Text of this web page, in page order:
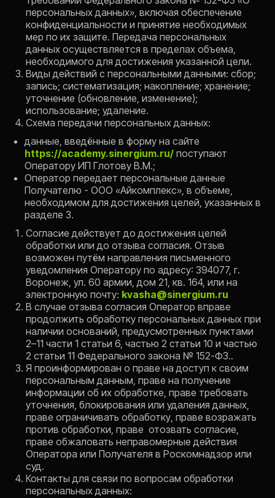
персональных данных», включая обеспечение
конфиденциальности и принятие необходимых
мер по их защите. Передача персональных
данных осуществляется в пределах объема,
необходимого для достижения указанной цели.
Виды действий с персональными данными: сбор;
запись; систематизация; накопление; хранение;
уточнение (обновление, изменение);
использование; удаление.
Схема передачи персональных данных:
данные, введённые в форму на сайте
https://academy.sinergium.ru/ поступают
Оператору ИП Глотову В.М.;
Оператор передает персональные данные
Получателю - ООО «Айкомплекс», в объеме,
необходимом для достижения целей, указанных в
разделе 3.
Согласие действует до достижения целей
обработки или до отзыва согласия. Отзыв
возможен путём направления письменного
уведомления Оператору по адресу: 394077, г.
Воронеж, ул. 60 армии, дом 21, кв. 164, или на
электронную почту: kvasha@sinergium.ru
В случае отзыва согласия Оператор вправе
продолжить обработку персональных данных при
наличии оснований, предусмотренных пунктами
2–11 части 1 статьи 6, частью 2 статьи 10 и частью
2 статьи 11 Федерального закона № 152-ФЗ..
Я проинформирован о праве на доступ к своим
персональным данным, праве на получение
информации об их обработке, праве требовать
уточнения, блокирования или удаления данных,
праве ограничивать обработку, праве возражать
против обработки, праве отозвать согласие,
праве обжаловать неправомерные действия
Оператора или Получателя в Роскомнадзор или
суд.
Контакты для связи по вопросам обработки
персональных данных:
Вернуться на главную
Vk Видео Telegram Youtube